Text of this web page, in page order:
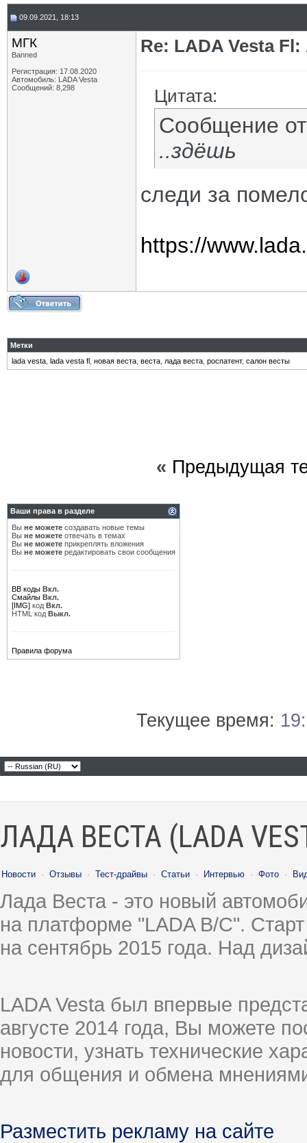
09.09.2021, 18:13
МГК
Banned
Регистрация: 17.08.2020
Автомобиль: LADA Vesta
Сообщений: 8,298
Re: LADA Vesta
Цитата:
Сообщение
..здёшь
следи за
https://
Метки
lada vesta lada vesta fl новая веста веста лада веста роспатент, салон весты
« Предыдущая
Ваши права в разделе
Вы не можете создавать новые темы
Вы не можете отвечать в темах
Вы не можете прикреплять вложения
Вы не можете редактировать свои сообщения
BB коды Вкл.
Смайлы Вкл.
[IMG] код Вкл.
HTML код Выкл.
Правила форума
Текущее время:
ЛАДА ВЕСТА (LADA
Новости · Отзывы · Тест-драйвы · Статьи · Интервью · Фото ·
Лада Веста - это новый
на платформе "LADA B/C".
на сентябрь 2015 года. Над
LADA Vesta был впервые
августе 2014 года, Вы можете
новости, узнать технические
для общения и обмена
Разместить рекламу на сайте